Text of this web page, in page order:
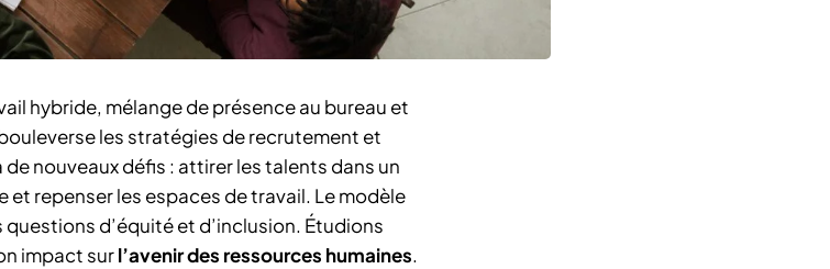
hybride, mélange de présence au bureau et
les stratégies de recrutement et
nouveaux défis : attirer les talents dans un
repenser les espaces de travail. Le modèle
d’équité et d’inclusion. Étudions
impact surl’avenir des ressources humaines.